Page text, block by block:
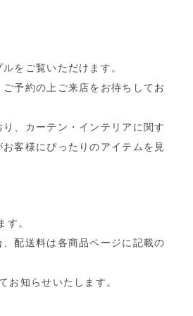
をご覧いただけます。
予約の上ご来店をお待ちしてお
、カーテン・インテリアに関す
客様にぴったりのアイテムを見
す。
配送料は各商品ページに記載の
お知らせいたします。